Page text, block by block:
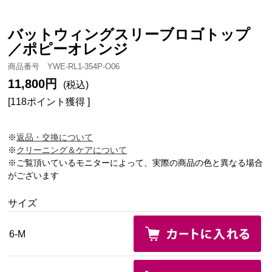
バットウィングスリーブロゴトップ
／ポピーオレンジ
商品番号 YWE-RL1-354P-O06
11,800円
(税込)
[118ポイント獲得 ]
※返品・交換について
※クリーニング＆ケアについて
※ご覧頂いているモニターによって、実際の商品の色と異なる場合
がございます
サイズ
6-M